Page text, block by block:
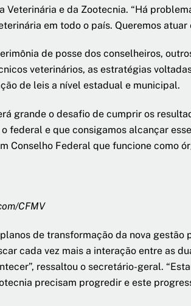
e da Zootecnia. “Há
em todo o país. Queremos atuar
de posse dos conselheiros,
veterinários, as estratégias
de leis a nível estadual e municipal.
grande o desafio de cumprir os
e que consigamos alcançar
Conselho Federal que funcione como
CFMV
de transformação da nova gestão
cada vez mais a interação entre as
ressaltou o secretário-geral.
precisam progredir e este